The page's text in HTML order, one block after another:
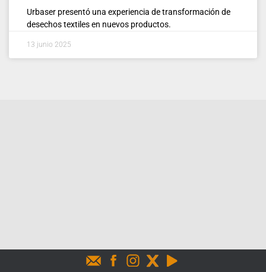
Urbaser presentó una experiencia de transformación de
desechos textiles en nuevos productos.
13 junio 2025